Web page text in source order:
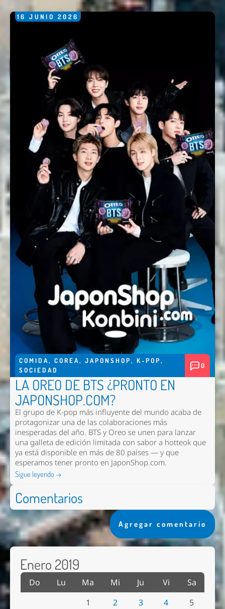
16 JUNIO 2026
COMIDA, COREA, JAPONSHOP, K-POP,
SOCIEDAD
0
LA OREO DE BTS ¿PRONTO EN
JAPONSHOP.COM?
El grupo de K-pop más influyente del mundo acaba de
protagonizar una de las colaboraciones más
inesperadas del año. BTS y Oreo se unen para lanzar
una galleta de edición limitada con sabor a hotteok que
ya está disponible en más de 80 países — y que
esperamos tener pronto en JaponShop.com.
Sigue leyendo →
Comentarios
Agregar comentario
Enero 2019
Do Lu Ma Mi Ju Vi
Sa
1
2 3 4
5
Email *
Comentario *
Enviar